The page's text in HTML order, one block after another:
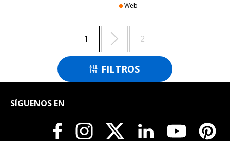
 FILTROS
Web
1 2

SÍGUENOS EN